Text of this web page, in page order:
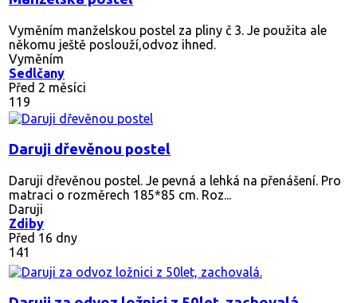
Vyměním manželskou postel za pliny č 3. Je použita ale
někomu ještě poslouží,odvoz ihned.
Vyměním
Sedlčany
Před 2 měsíci
119
Daruji dřevěnou postel
Daruji dřevěnou postel. Je pevná a lehká na přenášení. Pro
matraci o rozměrech 185*85 cm. Roz...
Daruji
Zdiby
Před 16 dny
141